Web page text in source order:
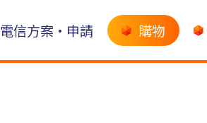
電信方案•申請 購物